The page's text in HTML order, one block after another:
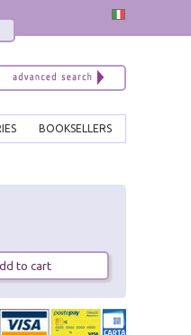
BOOKSELLERS
to cart
x
potrai